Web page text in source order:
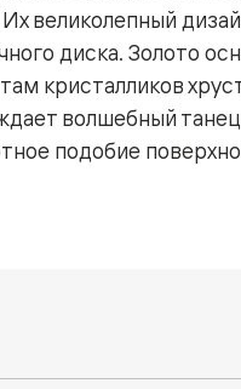
великолепный
диска. Золото
кристалликов
волшебный
подобие